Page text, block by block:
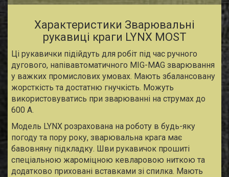
Характеристики Зварювальні
рукавиці краги LYNX MOST
Ці рукавички підійдуть для робіт під час ручного
дугового, напівавтоматичного MIG-MAG зварювання
у важких промислових умовах. Мають збалансовану
жорсткість та достатню гнучкість. Можуть
використовуватись при зварюванні на струмах до
600 А.
Модель LYNX розрахована на роботу в будь-яку
погоду та пору року, зварювальна крага має
бавовняну підкладку. Шви рукавичок прошиті
спеціальною жароміцною кевларовою ниткою та
додатково приховані вставками зі спилка. Мають